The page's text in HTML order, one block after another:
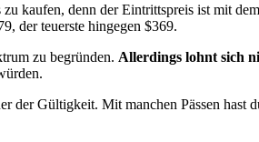
kaufen, denn der Eintrittspreis ist mit
der teuerste hingegen $369.
zu begründen. Allerdings lohnt sich
der Gültigkeit. Mit manchen Pässen